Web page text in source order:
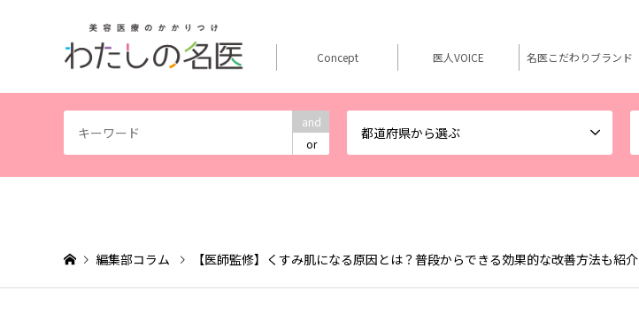
and
or
都道府県から選ぶ
Concept 医人VOICE 名医こだわりブランド
編集部コラム 【医師監修】くすみ肌になる原因とは？普段からできる効果的な改善方法も紹介